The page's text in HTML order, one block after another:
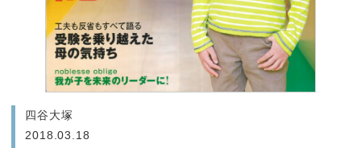
四谷大塚
2018.03.18